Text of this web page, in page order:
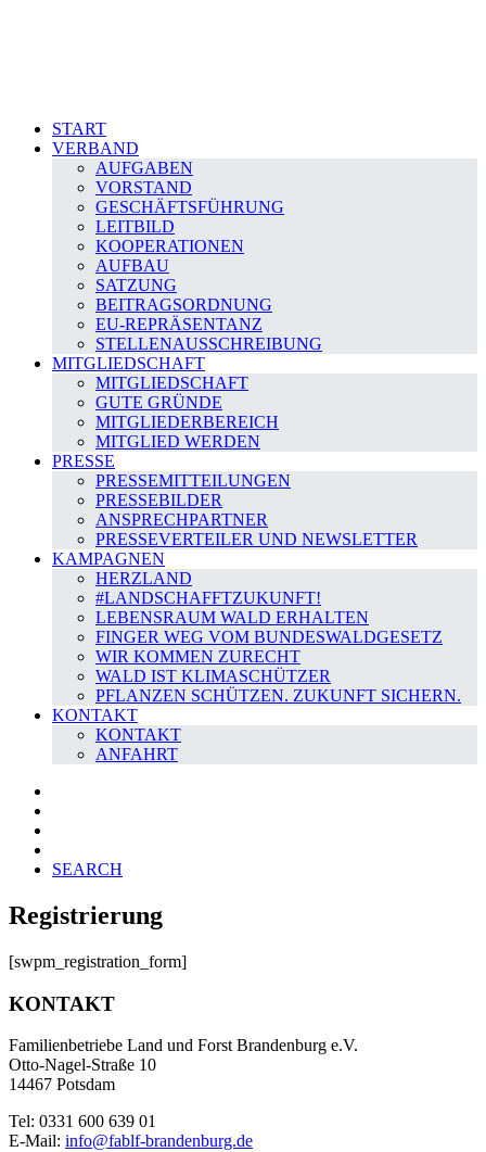
START
VERBAND
AUFGABEN
VORSTAND
GESCHÄFTSFÜHRUNG
LEITBILD
KOOPERATIONEN
AUFBAU
SATZUNG
BEITRAGSORDNUNG
EU-REPRÄSENTANZ
STELLENAUSSCHREIBUNG
MITGLIEDSCHAFT
MITGLIEDSCHAFT
GUTE GRÜNDE
MITGLIEDERBEREICH
MITGLIED WERDEN
PRESSE
PRESSEMITTEILUNGEN
PRESSEBILDER
ANSPRECHPARTNER
PRESSEVERTEILER UND NEWSLETTER
KAMPAGNEN
HERZLAND
#LANDSCHAFFTZUKUNFT!
LEBENSRAUM WALD ERHALTEN
FINGER WEG VOM BUNDESWALDGESETZ
WIR KOMMEN ZURECHT
WALD IST KLIMASCHÜTZER
PFLANZEN SCHÜTZEN. ZUKUNFT SICHERN.
KONTAKT
KONTAKT
ANFAHRT
SEARCH
Registrierung
[swpm_registration_form]
KONTAKT
Familienbetriebe Land und Forst Brandenburg e.V.
Otto-Nagel-Straße 10
14467 Potsdam
Tel: 0331 600 639 01
E-Mail: info@fablf-brandenburg.de